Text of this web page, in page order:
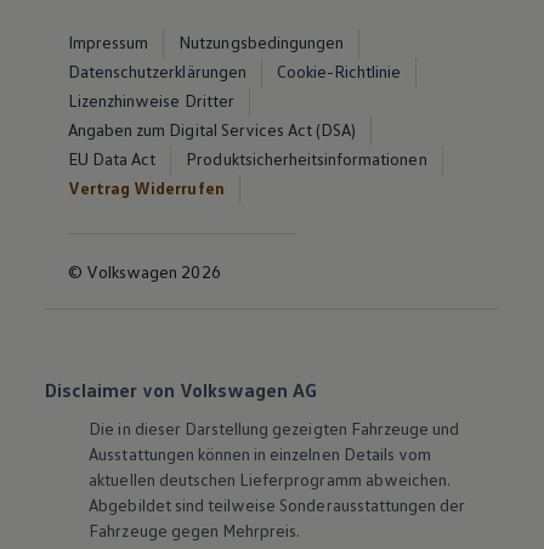
Impressum
Nutzungsbedingungen
Datenschutzerklärungen
Cookie-Richtlinie
Lizenzhinweise Dritter
Angaben zum Digital Services Act (DSA)
EU Data Act
Produktsicherheitsinformationen
Vertrag Widerrufen
© Volkswagen 2026
Disclaimer von Volkswagen AG
Die in dieser Darstellung gezeigten Fahrzeuge und
Ausstattungen können in einzelnen Details vom
aktuellen deutschen Lieferprogramm abweichen.
Abgebildet sind teilweise Sonderausstattungen der
Fahrzeuge gegen Mehrpreis.